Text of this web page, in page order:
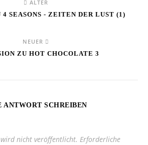
ÄLTER
4 SEASONS - ZEITEN DER LUST (1)
NEUER
ZU HOT CHOCOLATE 3
ANTWORT SCHREIBEN
wird nicht veröffentlicht. Erforderliche